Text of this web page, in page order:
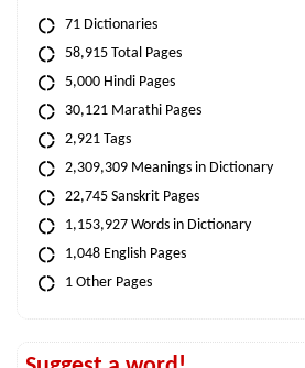
71 Dictionaries
58,915 Total Pages
5,000 Hindi Pages
30,121 Marathi Pages
2,921 Tags
2,309,309 Meanings in Dictionary
22,745 Sanskrit Pages
1,153,927 Words in Dictionary
1,048 English Pages
1 Other Pages